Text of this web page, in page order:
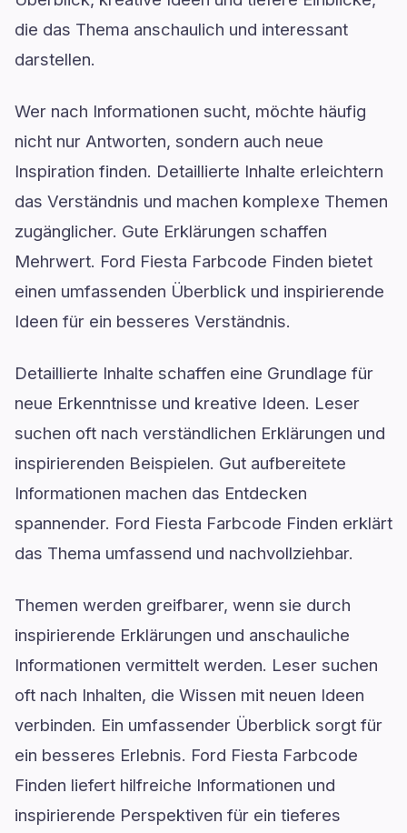
die das Thema anschaulich und interessant
darstellen.
Wer nach Informationen sucht, möchte häufig
nicht nur Antworten, sondern auch neue
Inspiration finden. Detaillierte Inhalte erleichtern
das Verständnis und machen komplexe Themen
zugänglicher. Gute Erklärungen schaffen
Mehrwert. Ford Fiesta Farbcode Finden bietet
einen umfassenden Überblick und inspirierende
Ideen für ein besseres Verständnis.
Detaillierte Inhalte schaffen eine Grundlage für
neue Erkenntnisse und kreative Ideen. Leser
suchen oft nach verständlichen Erklärungen und
inspirierenden Beispielen. Gut aufbereitete
Informationen machen das Entdecken
spannender. Ford Fiesta Farbcode Finden erklärt
das Thema umfassend und nachvollziehbar.
Themen werden greifbarer, wenn sie durch
inspirierende Erklärungen und anschauliche
Informationen vermittelt werden. Leser suchen
oft nach Inhalten, die Wissen mit neuen Ideen
verbinden. Ein umfassender Überblick sorgt für
ein besseres Erlebnis. Ford Fiesta Farbcode
Finden liefert hilfreiche Informationen und
inspirierende Perspektiven für ein tieferes